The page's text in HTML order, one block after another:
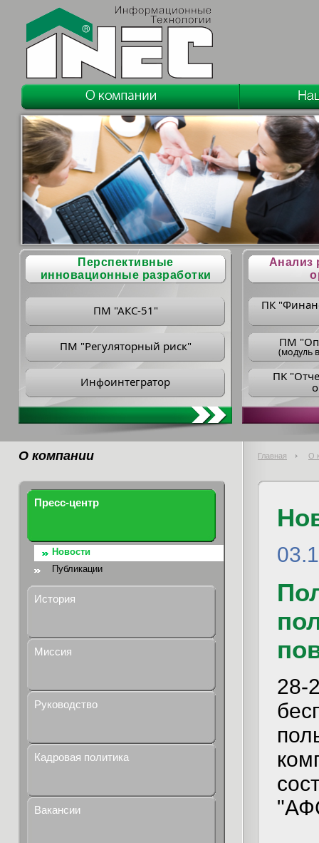
Перспективные
инновационные разработки
ПМ "АКС-51"
ПМ "Регуляторный риск"
Инфоинтегратор
Анализ
ПК
ПM
(модуль
ПK
О компании Главная О
Пресс-центр
Новости
Публикации
История
Миссия
Руководство
Кадровая политика
Вакансии
28-